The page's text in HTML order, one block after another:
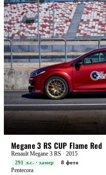
Megane 3 RS CUP Flame Red
Renault Megane 3 RS · 2015
291 л.с. · замер
8 фото
Pentecora